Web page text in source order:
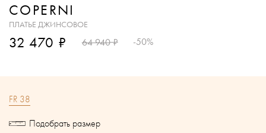
COPERNI
ПЛАТЬЕ ДЖИНСОВОЕ
32 470 ₽ 64 940₽ -50%
FR 38
Подобрать размер